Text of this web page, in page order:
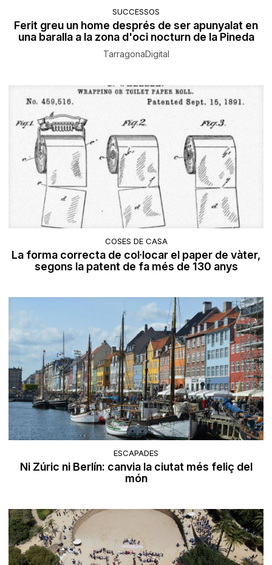
SUCCESSOS
Ferit greu un home després de ser apunyalat en
una baralla a la zona d'oci nocturn de la Pineda
TarragonaDigital
COSES DE CASA
La forma correcta de col·locar el paper de vàter,
segons la patent de fa més de 130 anys
ESCAPADES
Ni Zúric ni Berlín: canvia la ciutat més feliç del
món